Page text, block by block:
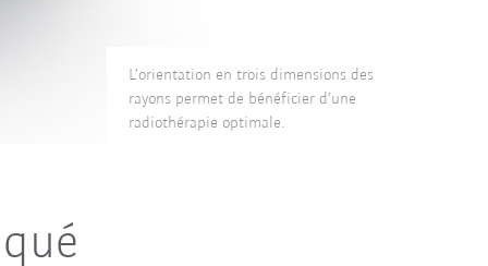
L’orientation en trois dimensions des
rayons permet de bénéficier d’une
radiothérapie optimale.